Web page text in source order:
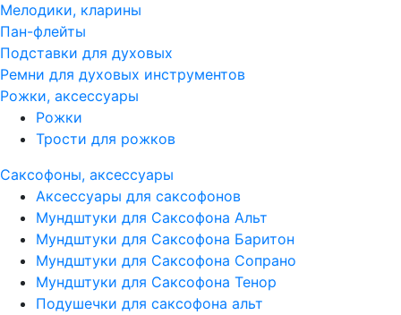
Мелодики, кларины
Пан-флейты
Подставки для духовых
Ремни для духовых инструментов
Рожки, аксессуары
Рожки
Трости для рожков
Саксофоны, аксессуары
Аксессуары для саксофонов
Мундштуки для Саксофона Альт
Мундштуки для Саксофона Баритон
Мундштуки для Саксофона Сопрано
Мундштуки для Саксофона Тенор
Подушечки для саксофона альт